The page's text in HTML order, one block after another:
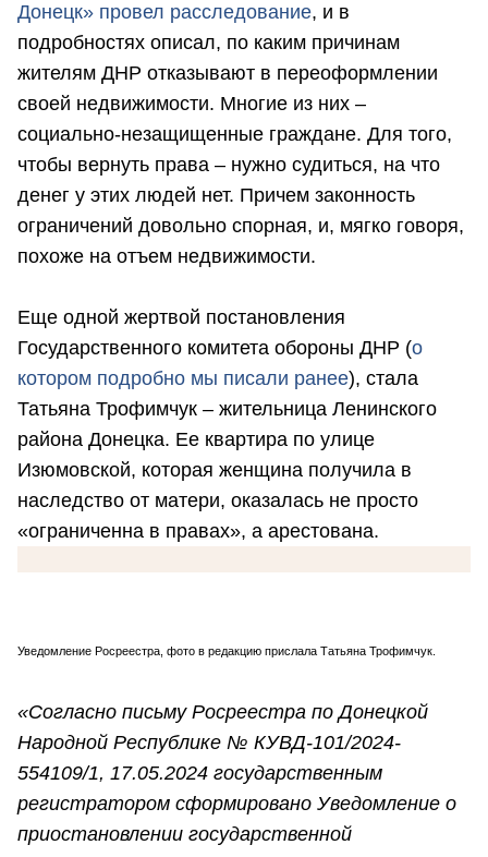
Донецк» провел расследование, и в
подробностях описал, по каким причинам
жителям ДНР отказывают в переоформлении
своей недвижимости. Многие из них –
социально-незащищенные граждане. Для того,
чтобы вернуть права – нужно судиться, на что
денег у этих людей нет. Причем законность
ограничений довольно спорная, и, мягко говоря,
похоже на отъем недвижимости.
Еще одной жертвой постановления
Государственного комитета обороны ДНР (о
котором подробно мы писали ранее), стала
Татьяна Трофимчук – жительница Ленинского
района Донецка. Ее квартира по улице
Изюмовской, которая женщина получила в
наследство от матери, оказалась не просто
«ограниченна в правах», а арестована.
Уведомление Росреестра, фото в редакцию прислала Татьяна Трофимчук.
«Согласно письму Росреестра по Донецкой
Народной Республике № КУВД-101/2024-
554109/1, 17.05.2024 государственным
регистратором сформировано Уведомление о
приостановлении государственной